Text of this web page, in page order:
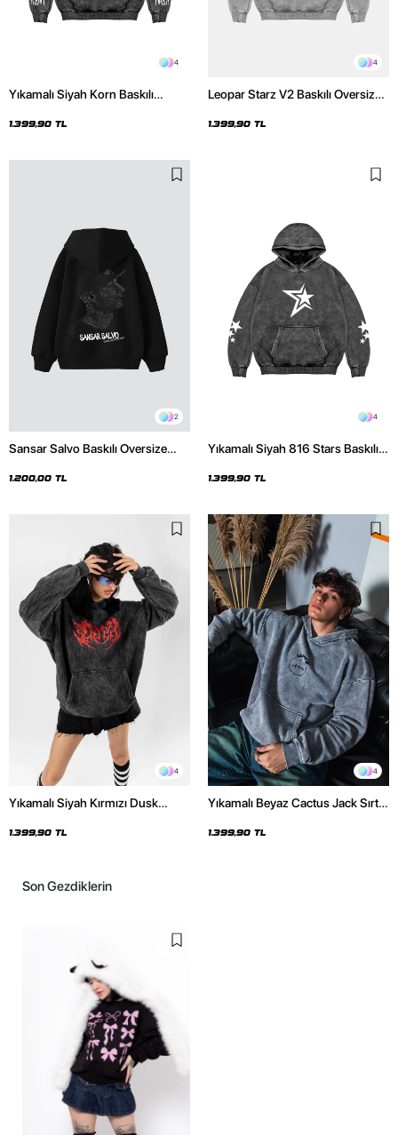
4
Yıkamalı Siyah Korn Baskılı
1.399,90 TL
4
Leopar Starz V2 Baskılı Oversize
Hoodie
1.399,90 TL
2
Sansar Salvo Baskılı Oversize
1.200,00 TL
4
Yıkamalı Siyah 816 Stars Baskılı
1.399,90 TL
4
Yıkamalı Siyah Kırmızı Dusk
1.399,90 TL
4
Yıkamalı Beyaz Cactus Jack Sırt
1.399,90 TL
Son Gezdiklerin